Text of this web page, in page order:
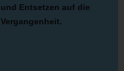
und Entsetzen auf die
Vergangenheit.